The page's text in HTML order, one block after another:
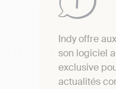
Indy offre
son logiciel
exclusive
actualités